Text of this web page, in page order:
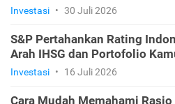
Investasi • 30 Juli 2026
S&P Pertahankan Rating
Arah IHSG dan Portofolio
Investasi • 16 Juli 2026
Cara Mudah Memahami